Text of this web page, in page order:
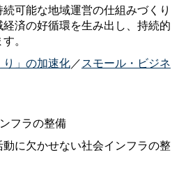
可能な地域運営の仕組みづくり
済の好循環を生み出し、持続的
。
り」の加速化／スモール・ビジネ
フラの整備
に欠かせない社会インフラの整